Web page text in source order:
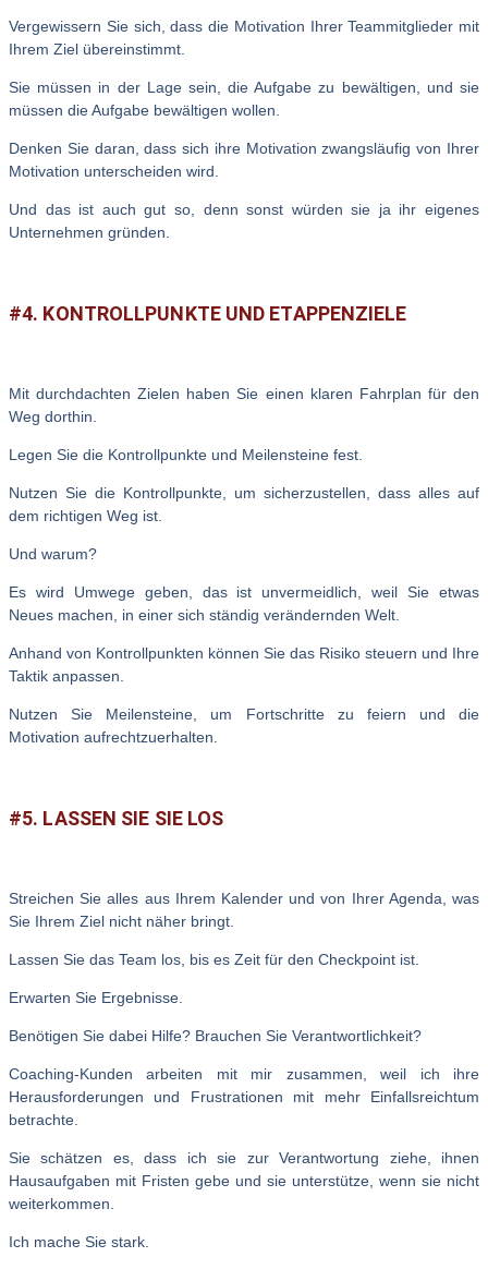
Vergewissern Sie sich, dass die Motivation Ihrer Teammitglieder mit
Ihrem Ziel übereinstimmt.
Sie müssen in der Lage sein, die Aufgabe zu bewältigen, und sie
müssen die Aufgabe bewältigen wollen.
Denken Sie daran, dass sich ihre Motivation zwangsläufig von Ihrer
Motivation unterscheiden wird.
Und das ist auch gut so, denn sonst würden sie ja ihr eigenes
Unternehmen gründen.
#4. KONTROLLPUNKTE UND ETAPPENZIELE
Mit durchdachten Zielen haben Sie einen klaren Fahrplan für den
Weg dorthin.
Legen Sie die Kontrollpunkte und Meilensteine fest.
Nutzen Sie die Kontrollpunkte, um sicherzustellen, dass alles auf
dem richtigen Weg ist.
Und warum?
Es wird Umwege geben, das ist unvermeidlich, weil Sie etwas
Neues machen, in einer sich ständig verändernden Welt.
Anhand von Kontrollpunkten können Sie das Risiko steuern und Ihre
Taktik anpassen.
Nutzen Sie Meilensteine, um Fortschritte zu feiern und die
Motivation aufrechtzuerhalten.
#5. LASSEN SIE SIE LOS
Streichen Sie alles aus Ihrem Kalender und von Ihrer Agenda, was
Sie Ihrem Ziel nicht näher bringt.
Lassen Sie das Team los, bis es Zeit für den Checkpoint ist.
Erwarten Sie Ergebnisse.
Benötigen Sie dabei Hilfe? Brauchen Sie Verantwortlichkeit?
Coaching-Kunden arbeiten mit mir zusammen, weil ich ihre
Herausforderungen und Frustrationen mit mehr Einfallsreichtum
betrachte.
Sie schätzen es, dass ich sie zur Verantwortung ziehe, ihnen
Hausaufgaben mit Fristen gebe und sie unterstütze, wenn sie nicht
weiterkommen.
Ich mache Sie stark.